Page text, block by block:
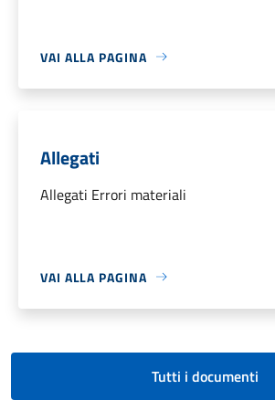
VAI ALLA PAGINA
Allegati
Allegati Errori materiali
VAI ALLA PAGINA
Tutti i documenti